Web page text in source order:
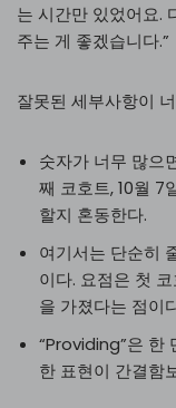
는 시간만 있었어요.
주는 게 좋겠습니다.”
잘못된 세부사항이
숫자가 너무 많으
째 코호트, 10월 7
할지 혼동한다.
여기서는 단순히
이다. 요점은 첫
을 가졌다는 점이
“Providing”은 한
한 표현이 간결함